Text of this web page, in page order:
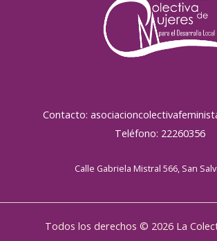
Contacto:
Teléfono: 22260356
Calle Gabriela Mistral 566, San
Todos los derechos © 2026 La